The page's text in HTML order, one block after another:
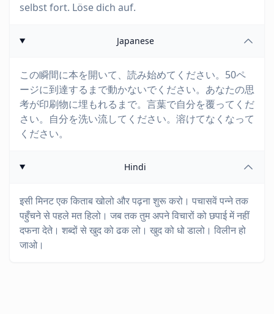
selbst fort. Löse dich auf.
Japanese
この瞬間に本を開いて、読み始めてください。50ペ
ージに到達するまで動かないでください。あなたの思
考が印刷物に埋もれるまで。言葉で自分を覆ってくだ
さい。自分を洗い流してください。溶けてなくなって
ください。
Hindi
इसी मिनट एक किताब खोलो और पढ़ना शुरू करो। पचासवें पन्ने तक
पहुँचने से पहले मत हिलो। जब तक तुम अपने विचारों को छपाई में नहीं
दफना देते। शब्दों से खुद को ढक लो। खुद को धो डालो। विलीन हो
जाओ।